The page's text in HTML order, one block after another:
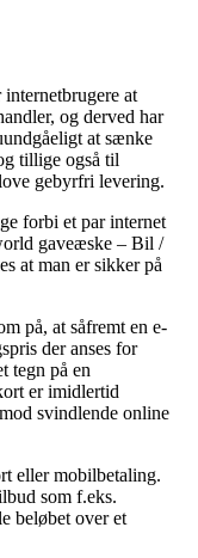
at
og derved har
at sænke
tillige også til
gebyrfri levering.
forbi et par internet
gaveæske – Bil /
at man er sikker på
på, at såfremt en e-
der anses for
tegn på en
er imidlertid
svindlende online
eller mobilbetaling.
som f.eks.
beløbet over et